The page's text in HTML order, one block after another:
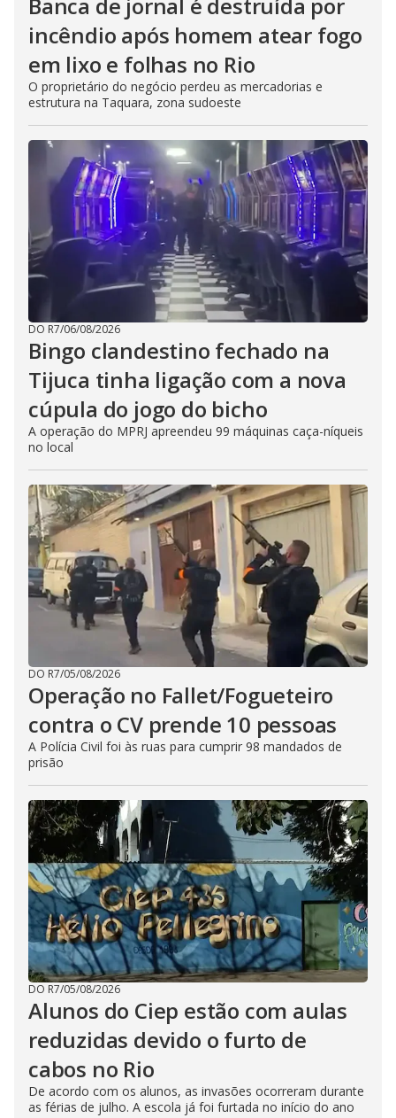
incêndio após homem atear fogo
em lixo e folhas no Rio
O proprietário do negócio perdeu as mercadorias e
estrutura na Taquara, zona sudoeste
DO R7/06/08/2026
Bingo clandestino fechado na
Tijuca tinha ligação com a nova
cúpula do jogo do bicho
A operação do MPRJ apreendeu 99 máquinas caça-níqueis
no local
DO R7/05/08/2026
Operação no Fallet/Fogueteiro
contra o CV prende 10 pessoas
A Polícia Civil foi às ruas para cumprir 98 mandados de
prisão
DO R7/05/08/2026
Alunos do Ciep estão com aulas
reduzidas devido o furto de
cabos no Rio
De acordo com os alunos, as invasões ocorreram durante
as férias de julho. A escola já foi furtada no início do ano